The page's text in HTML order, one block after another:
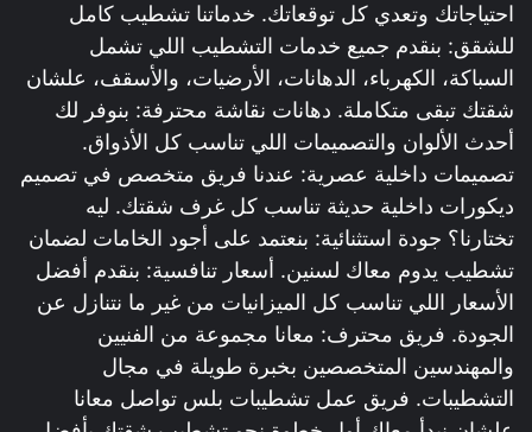
احتياجاتك وتعدي كل توقعاتك. خدماتنا تشطيب كامل
للشقق: بنقدم جميع خدمات التشطيب اللي تشمل
السباكة، الكهرباء، الدهانات، الأرضيات، والأسقف، علشان
شقتك تبقى متكاملة. دهانات نقاشة محترفة: بنوفر لك
أحدث الألوان والتصميمات اللي تناسب كل الأذواق.
تصميمات داخلية عصرية: عندنا فريق متخصص في تصميم
ديكورات داخلية حديثة تناسب كل غرف شقتك. ليه
تختارنا؟ جودة استثنائية: بنعتمد على أجود الخامات لضمان
تشطيب يدوم معاك لسنين. أسعار تنافسية: بنقدم أفضل
الأسعار اللي تناسب كل الميزانيات من غير ما نتنازل عن
الجودة. فريق محترف: معانا مجموعة من الفنيين
والمهندسين المتخصصين بخبرة طويلة في مجال
التشطيبات. فريق عمل تشطيبات بلس تواصل معانا